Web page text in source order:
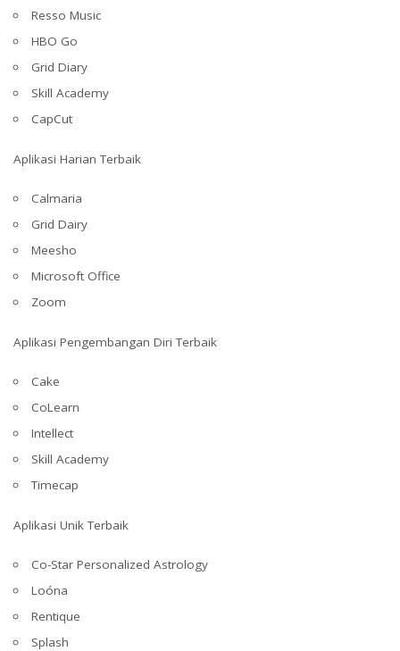
Resso Music
HBO Go
Grid Diary
Skill Academy
CapCut
Aplikasi Harian Terbaik
Calmaria
Grid Dairy
Meesho
Microsoft Office
Zoom
Aplikasi Pengembangan Diri Terbaik
Cake
CoLearn
Intellect
Skill Academy
Timecap
Aplikasi Unik Terbaik
Co-Star Personalized Astrology
Loóna
Rentique
Splash